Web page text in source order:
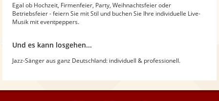
Egal ob Hochzeit, Firmenfeier, Party, Weihnachtsfeier oder
Betriebsfeier - feiern Sie mit Stil und buchen Sie Ihre individuelle Live-
Musik mit eventpeppers.
Und es kann losgehen...
Jazz-Sänger aus ganz Deutschland: individuell & professionell.